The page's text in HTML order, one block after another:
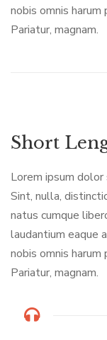
nobis omnis
Pariatur, magnam.
Short
Lorem ipsum
Sint, nulla,
natus cumque
laudantium eaque
nobis omnis
Pariatur, magnam.